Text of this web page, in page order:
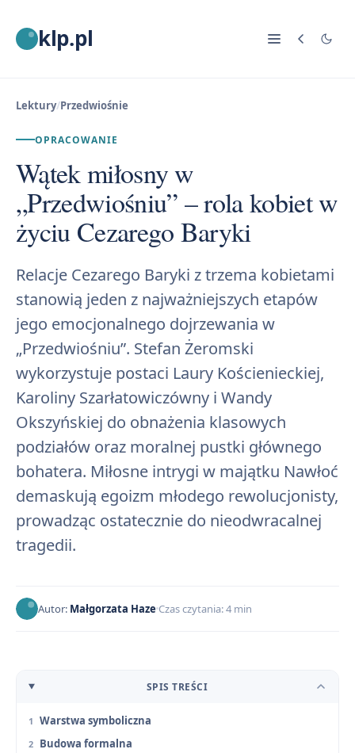
klp.pl
Lektury/Przedwiośnie
OPRACOWANIE
Wątek miłosny w
„Przedwiośniu” – rola kobiet w
życiu Cezarego Baryki
Relacje Cezarego Baryki z trzema kobietami
stanowią jeden z najważniejszych etapów
jego emocjonalnego dojrzewania w
„Przedwiośniu”. Stefan Żeromski
wykorzystuje postaci Laury Kościenieckiej,
Karoliny Szarłatowiczówny i Wandy
Okszyńskiej do obnażenia klasowych
podziałów oraz moralnej pustki głównego
bohatera. Miłosne intrygi w majątku Nawłoć
demaskują egoizm młodego rewolucjonisty,
prowadząc ostatecznie do nieodwracalnej
tragedii.
Autor: Małgorzata Haze Czas czytania: 4 min
SPIS TREŚCI
Warstwa symboliczna
Budowa formalna